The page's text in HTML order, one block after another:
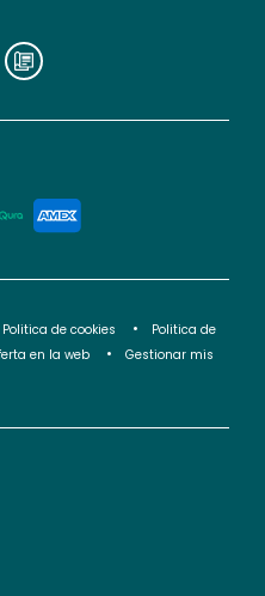
información,
puedes
de
2>.
Politica de cookies
Politica de
en la web
Gestionar mis